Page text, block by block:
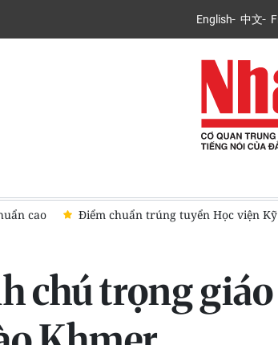
English 中文
Kỹ thuật quân sự hệ quân sự và hệ dân sự năm
chú trọng